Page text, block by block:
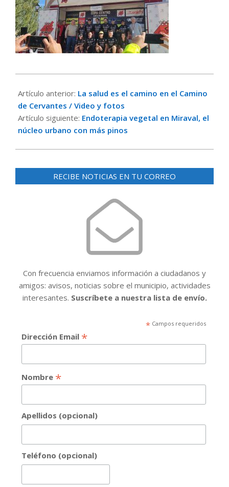
11-
12
Artículo anterior: La salud es el camino en el Camino
de Cervantes / Video y fotos
Artículo siguiente: Endoterapia vegetal en Miraval, el
núcleo urbano con más pinos
RECIBE NOTICIAS EN TU CORREO
Con frecuencia enviamos información a ciudadanos y
amigos: avisos, noticias sobre el municipio, actividades
interesantes. Suscríbete a nuestra lista de envío.
*Campos requeridos
Dirección Email *
Nombre *
Apellidos (opcional)
Teléfono (opcional)